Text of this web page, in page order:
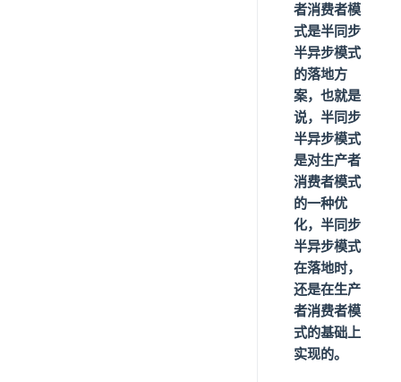
者消费者模
式是半同步
半异步模式
的落地方
案，也就是
说，半同步
半异步模式
是对生产者
消费者模式
的一种优
化，半同步
半异步模式
在落地时，
还是在生产
者消费者模
式的基础上
实现的。